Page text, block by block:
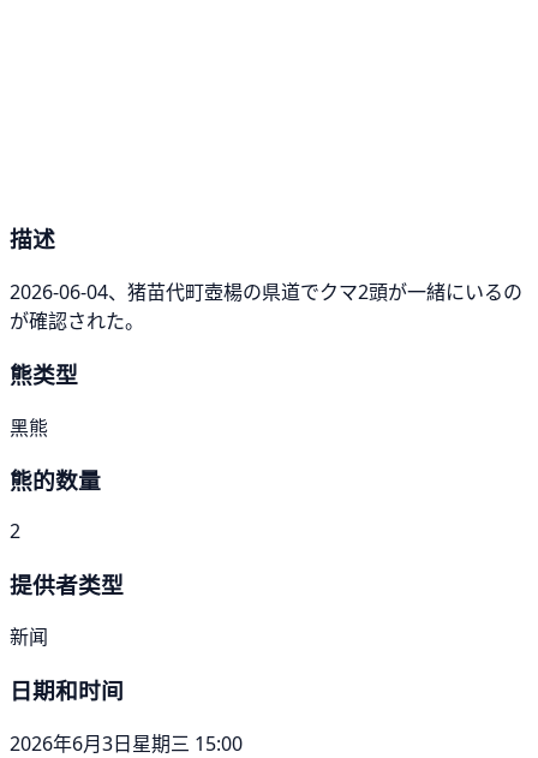
描述
2026-06-04、猪苗代町壺楊の県道でクマ2頭が一緒にいるの
が確認された。
熊类型
黑熊
熊的数量
2
提供者类型
新闻
日期和时间
2026年6月3日星期三 15:00